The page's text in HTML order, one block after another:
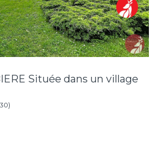
Située dans un village